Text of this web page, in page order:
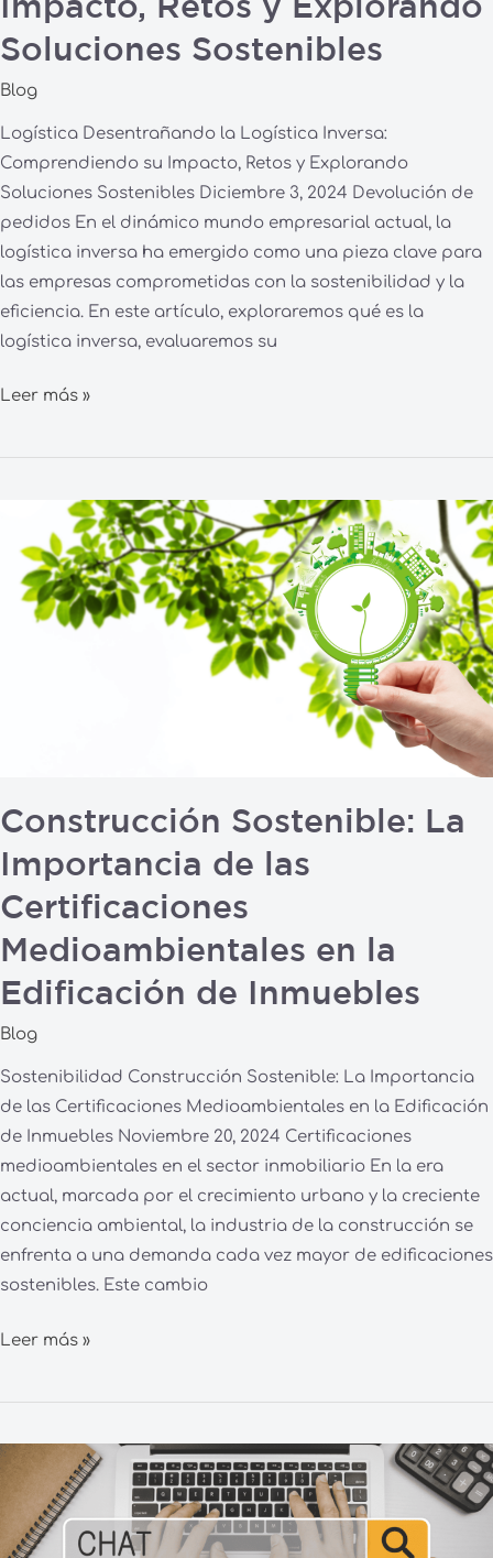
Impacto, Retos y Explorando
Soluciones Sostenibles
Blog
Logística Desentrañando la Logística Inversa:
Comprendiendo su Impacto, Retos y Explorando
Soluciones Sostenibles Diciembre 3, 2024 Devolución de
pedidos En el dinámico mundo empresarial actual, la
logística inversa ha emergido como una pieza clave para
las empresas comprometidas con la sostenibilidad y la
eficiencia. En este artículo, exploraremos qué es la
logística inversa, evaluaremos su
Leer más »
Construcción Sostenible: La
Importancia de las
Certificaciones
Medioambientales en la
Edificación de Inmuebles
Blog
Sostenibilidad Construcción Sostenible: La Importancia
de las Certificaciones Medioambientales en la Edificación
de Inmuebles Noviembre 20, 2024 Certificaciones
medioambientales en el sector inmobiliario En la era
actual, marcada por el crecimiento urbano y la creciente
conciencia ambiental, la industria de la construcción se
enfrenta a una demanda cada vez mayor de edificaciones
sostenibles. Este cambio
Construcción
Sostenible:
Importancia
Edificación
Inmuebles
Leer más »
Transformando
Logística
con